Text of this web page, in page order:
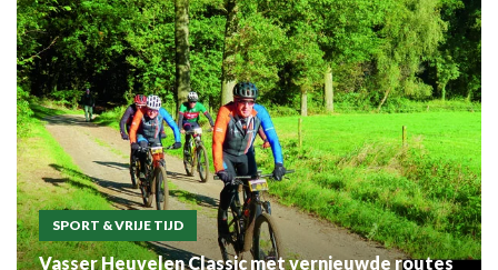
SPORT & VRIJE TIJD
Vasser Heuvelen Classic met vernieuwde routes